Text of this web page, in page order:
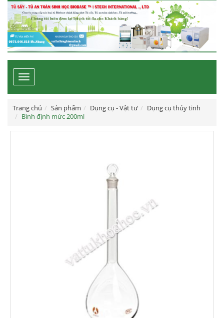
Toggle
navigation
Trang chủ Sản phẩm Dụng cụ - Vật tư
Dụng cụ thủy tinh
Bình định mức 200ml